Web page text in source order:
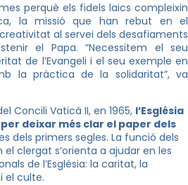
perquè els fidels laics compleixin
la missió que han rebut en el
al servei dels desafiaments
el Papa. “Necessitem el seu
de l’Evangeli i el seu exemple en
la pràctica de la solidaritat”, va
Concili Vaticà II, en 1965, l’Església
deixar més clar el paper dels
dels primers segles. La funció dels
clergat s’orienta a ajudar en les
de l’Església: la caritat, la
el culte.